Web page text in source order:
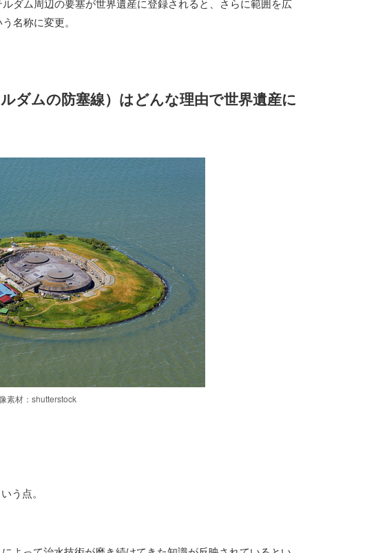
ダム周辺の要塞が世界遺産に登録されると、さらに範囲を広
名称に変更。
ダムの防塞線）はどんな理由で世界遺産に
素材：shutterstock
う点。